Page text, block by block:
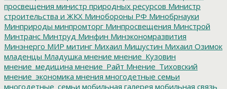
просвещения министр природных ресурсов Министр
строительства и ЖКХ Минобороны РФ Минобрнауки
Минприроды минпромторг Минпросвещения Минстрой
Минтранс Минтруд Минфин Минэкономразвития
Минэнерго МИР митинг Михаил Мишустин Михаил Озимок
младенцы Младушка мнение мнение_Кузовин
мнение_медицина мнение_Райт Мнение_Тиховский
мнение_экономика мнения многодетные семьи
многодетные_семьи мобильная галерея мобильная связь